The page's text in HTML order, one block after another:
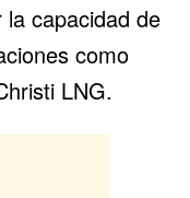
capacidad de
como
LNG.